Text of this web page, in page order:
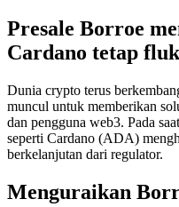
Presale Borroe
Cardano tetap
Dunia crypto terus
muncul untuk memberikan
dan pengguna web3. Pada
seperti Cardano (ADA)
berkelanjutan dari regulator.
Menguraikan